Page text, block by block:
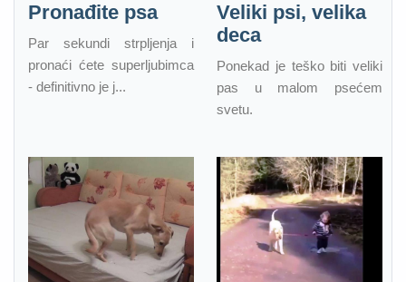
Pronađite psa
Par sekundi strpljenja i
pronaći ćete superljubimca
- definitivno je j...
Veliki psi, velika
deca
Ponekad je teško biti veliki
pas u malom psećem
svetu.